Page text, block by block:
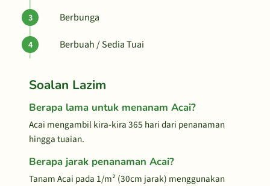
Berbunga
Berbuah / Sedia Tuai
Soalan Lazim
Berapa lama untuk menanam Acai?
Acai mengambil kira-kira 365 hari dari penanaman
hingga tuaian.
Berapa jarak penanaman Acai?
Tanam Acai pada 1/m² (30cm jarak) menggunakan